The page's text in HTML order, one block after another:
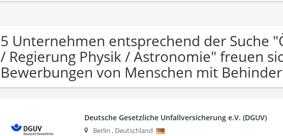
5 Unternehmen entsprechend der Suche
/ Regierung Physik / Astronomie" freuen
Bewerbungen von Menschen mit
Deutsche Gesetzliche Unfallversicherung e.V. (DGUV)
Berlin , Deutschland